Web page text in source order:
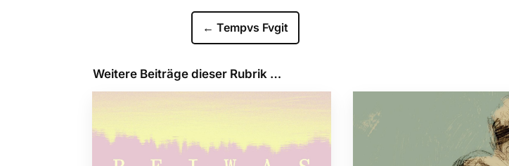
← Tempvs Fvgit
Weitere Beiträge dieser Rubrik …